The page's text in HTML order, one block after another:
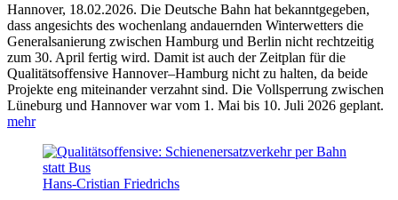
Hannover, 18.02.2026. Die Deutsche Bahn hat bekanntgegeben,
dass angesichts des wochenlang andauernden Winterwetters die
Generalsanierung zwischen Hamburg und Berlin nicht rechtzeitig
zum 30. April fertig wird. Damit ist auch der Zeitplan für die
Qualitätsoffensive Hannover–Hamburg nicht zu halten, da beide
Projekte eng miteinander verzahnt sind. Die Vollsperrung zwischen
Lüneburg und Hannover war vom 1. Mai bis 10. Juli 2026 geplant.
mehr
Hans-Cristian Friedrichs